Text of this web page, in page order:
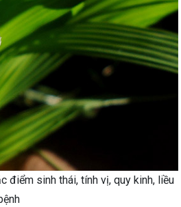
điểm sinh thái, tính vị, quy kinh, liều